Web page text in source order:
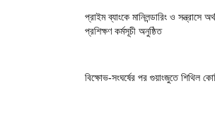
প্রাইম ব্যাংকে মানিলন্ডারিং ও সন্ত্রাসে
প্রশিক্ষণ কর্মসূচী অনুষ্ঠিত
বিক্ষোভ-সংঘর্ষের পর গুয়াংজুতে শিথিল